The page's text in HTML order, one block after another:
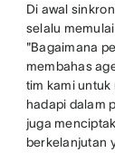
Di awal
selalu
"Bagaimana
membahas
tim kami
hadapi dalam
juga
berkelanjutan